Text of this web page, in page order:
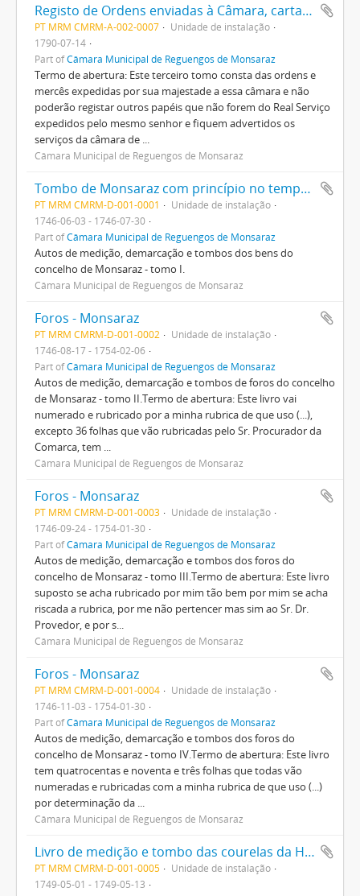
Registo de Ordens enviadas à Câmara, cartas, privilégios, doações, etc.
PT MRM CMRM-A-002-0007
Unidade de instalação
1790-07-14
Part ofCâmara Municipal de Reguengos de Monsaraz
Termo de abertura: Este terceiro tomo consta das ordens e
mercês expedidas por sua majestade a essa câmara e não
poderão registar outros papéis que não forem do Real Serviço
expedidos pelo mesmo senhor e fiquem advertidos os
serviços da câmara de ...
Câmara Municipal de Reguengos de Monsaraz
Tombo de Monsaraz com princípio no tempo de D. José I
PT MRM CMRM-D-001-0001
Unidade de instalação
1746-06-03 - 1746-07-30
Part ofCâmara Municipal de Reguengos de Monsaraz
Autos de medição, demarcação e tombos dos bens do
concelho de Monsaraz - tomo I.
Câmara Municipal de Reguengos de Monsaraz
Foros - Monsaraz
PT MRM CMRM-D-001-0002
Unidade de instalação
1746-08-17 - 1754-02-06
Part ofCâmara Municipal de Reguengos de Monsaraz
Autos de medição, demarcação e tombos de foros do concelho
de Monsaraz - tomo II.Termo de abertura: Este livro vai
numerado e rubricado por a minha rubrica de que uso (...),
excepto 36 folhas que vão rubricadas pelo Sr. Procurador da
Comarca, tem ...
Câmara Municipal de Reguengos de Monsaraz
Foros - Monsaraz
PT MRM CMRM-D-001-0003
Unidade de instalação
1746-09-24 - 1754-01-30
Part ofCâmara Municipal de Reguengos de Monsaraz
Autos de medição, demarcação e tombos dos foros do
concelho de Monsaraz - tomo III.Termo de abertura: Este livro
suposto se acha rubricado por mim tão bem por mim se acha
riscada a rubrica, por me não pertencer mas sim ao Sr. Dr.
Provedor, e por s...
Câmara Municipal de Reguengos de Monsaraz
Foros - Monsaraz
PT MRM CMRM-D-001-0004
Unidade de instalação
1746-11-03 - 1754-01-30
Part ofCâmara Municipal de Reguengos de Monsaraz
Autos de medição, demarcação e tombos dos foros do
concelho de Monsaraz - tomo IV.Termo de abertura: Este livro
tem quatrocentas e noventa e três folhas que todas vão
numeradas e rubricadas com a minha rubrica de que uso (...)
por determinação da ...
Câmara Municipal de Reguengos de Monsaraz
Livro de medição e tombo das courelas da Herdade do Morgado
PT MRM CMRM-D-001-0005
Unidade de instalação
1749-05-01 - 1749-05-13